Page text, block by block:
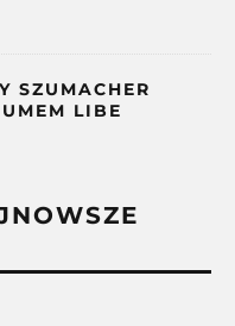
SZUMACHER
LIBE